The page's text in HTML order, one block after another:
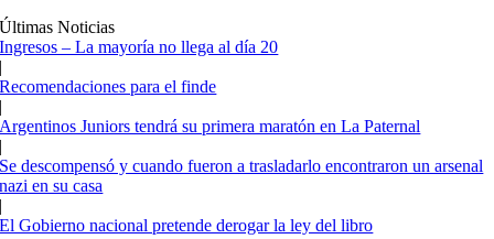
Últimas Noticias
Ingresos – La mayoría no llega al día 20
|
Recomendaciones para el finde
|
Argentinos Juniors tendrá su primera maratón en La Paternal
|
Se descompensó y cuando fueron a trasladarlo encontraron un arsenal
nazi en su casa
|
El Gobierno nacional pretende derogar la ley del libro